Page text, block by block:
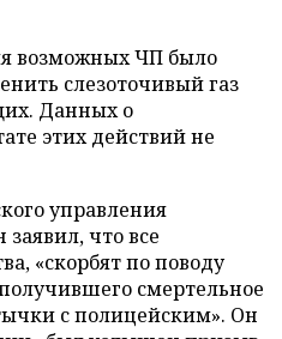
возможных ЧП было
слезоточивый газ
Данных о
этих действий не
управления
что все
«скорбят по поводу
смертельное
с полицейским». Он